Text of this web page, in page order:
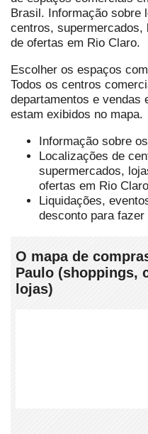
Brasil. Informação sobre
centros, supermercados,
de ofertas em Rio Claro.
Escolher os espaços
Todos os centros
departamentos e vendas
estam exibidos no mapa.
Informação sobre
Localizações de
supermercados,
ofertas em Rio
Liquidações,
desconto para
O mapa de
Paulo (shoppings,
lojas)